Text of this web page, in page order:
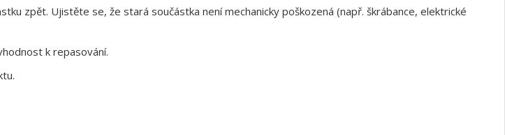
zpět. Ujistěte se, že stará součástka není mechanicky poškozená (např. škrábance, elektrické
k repasování.